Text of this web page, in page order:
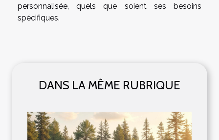
personnalisée, quels que soient ses besoins
spécifiques.
DANS LA MÊME RUBRIQUE